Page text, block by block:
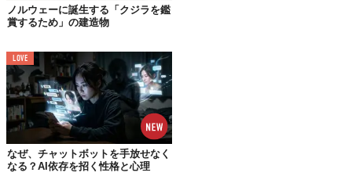
トンネルの中にもこだわりがあるらしく、
されていてなんだか
ノルウェーに誕生する「クジラを鑑
賞するため」の建造物
LOVE
なぜ、チャットボットを手放せなく
なる？AI依存を招く性格と心理